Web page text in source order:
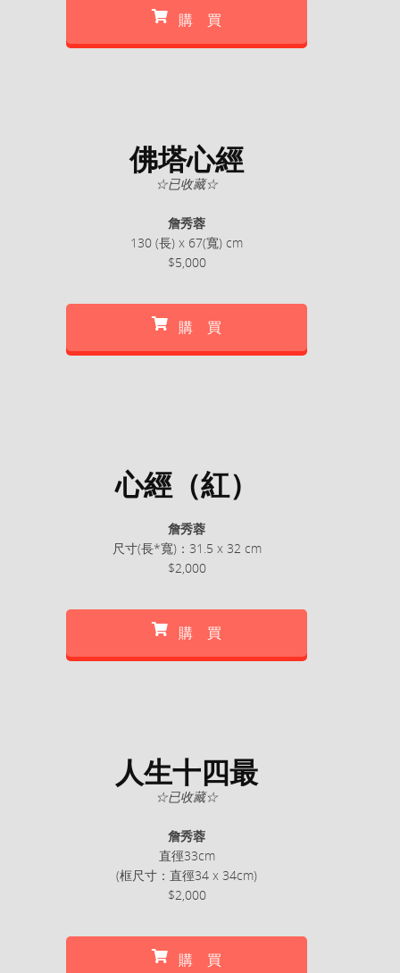
購 買
佛塔心經
☆已收藏☆
詹秀蓉
130 (長) x 67(寬) cm
$5,000
購 買
心經（紅）
詹秀蓉
尺寸(長*寬)：31.5 x 32 cm
$2,000
購 買
人生十四最
☆已收藏☆
詹秀蓉
直徑33cm
(框尺寸：直徑34 x 34cm)
$2,000
購 買